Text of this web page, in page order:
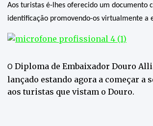
Aos turistas é-lhes oferecido um documento
identificação promovendo-os virtualmente a
O Diploma de Embaixador Douro
lançado estando agora a começar a
aos turistas que vistam o Douro.